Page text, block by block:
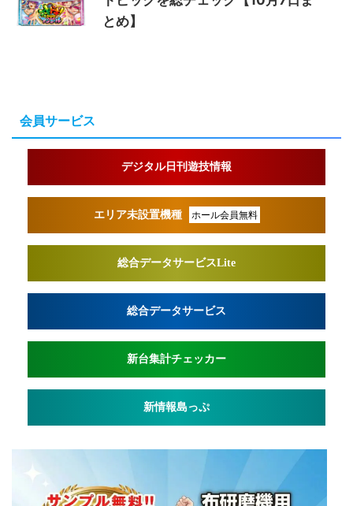
とめ】
会員サービス
デジタル日刊遊技情報
エリア未設置機種 ホール会員無料
総合データサービスLite
総合データサービス
新台集計チェッカー
新情報島っぷ